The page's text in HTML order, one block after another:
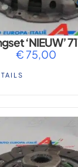
‘NIEUW’
€75,00